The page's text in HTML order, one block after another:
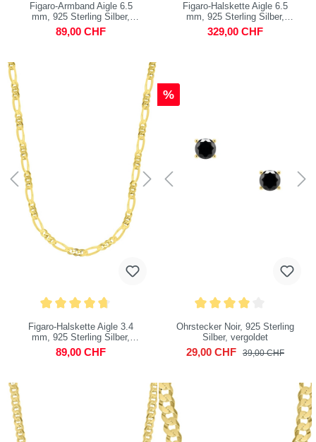
Figaro-Armband Aigle 6.5
mm, 925 Sterling Silber,
vergoldet
89,00 CHF
Figaro-Halskette Aigle 6.5
mm, 925 Sterling Silber,
vergoldet
329,00 CHF
Figaro-Halskette Aigle 3.4
mm, 925 Sterling Silber,
vergoldet
89,00 CHF
%
Ohrstecker Noir, 925 Sterling
Silber, vergoldet
29,00 CHF 39,00 CHF